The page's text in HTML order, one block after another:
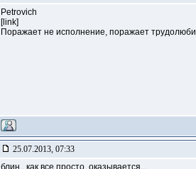
Petrovich
[link]
Поражает не исполнение, поражает
25.07.2013, 07:33
блин.. как все просто, оказывается...